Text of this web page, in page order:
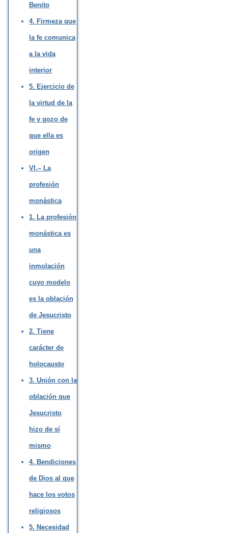
Benito
4. Firmeza que
la fe comunica
a la vida
interior
5. Ejercicio de
la virtud de la
fe y gozo de
que ella es
origen
VI.– La
profesión
monástica
1. La profesión
monástica es
una
inmolación
cuyo modelo
es la oblación
de Jesucristo
2. Tiene
carácter de
holocausto
3. Unión con la
oblación que
Jesucristo
hizo de sí
mismo
4. Bendiciones
de Dios al que
hace los votos
religiosos
5. Necesidad